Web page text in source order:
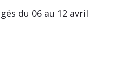
du 06 au 12 avril